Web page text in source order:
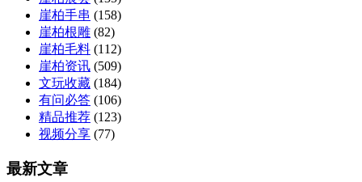
崖柏手串 (158)
崖柏根雕 (82)
崖柏毛料 (112)
崖柏资讯 (509)
文玩收藏 (184)
有问必答 (106)
精品推荐 (123)
视频分享 (77)
最新文章